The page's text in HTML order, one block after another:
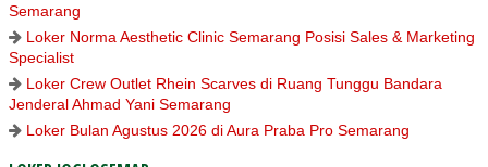
Semarang
Loker Norma Aesthetic Clinic Semarang Posisi Sales & Marketing
Specialist
Loker Crew Outlet Rhein Scarves di Ruang Tunggu Bandara
Jenderal Ahmad Yani Semarang
Loker Bulan Agustus 2026 di Aura Praba Pro Semarang